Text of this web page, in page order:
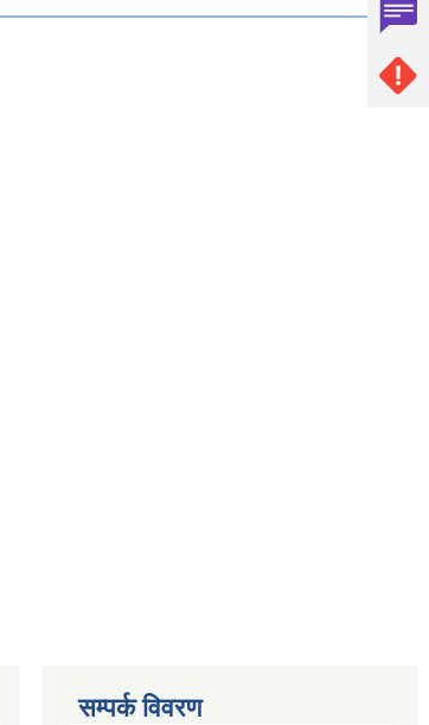
सम्पर्क विवरण